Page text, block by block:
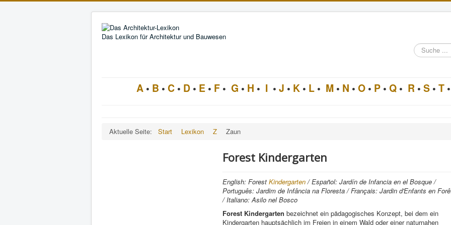
Das Lexikon für Architektur und Bauwesen
Suche
im
A • B • C • D • E • F • G • H • I • J • K • L • M • N • O • P • Q • R • S • T •
Aktuelle Seite: Start Lexikon Z Zaun
Forest Kindergarten
English: Forest Kindergarten/ Español: Jardín de Infancia en el Bosque /
Português: Jardim de Infância na Floresta / Français: Jardin d'Enfants en
/ Italiano: Asilo nel Bosco
Forest Kindergarten bezeichnet ein pädagogisches Konzept, bei dem ein
Kindergarten hauptsächlich im Freien in einem Wald oder einer naturnahen